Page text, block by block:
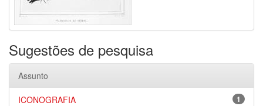
Sugestões de pesquisa
Assunto
1
ICONOGRAFIA